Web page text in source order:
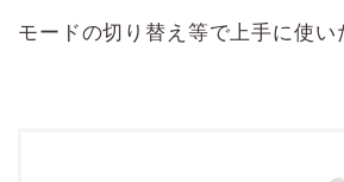
モードの切り替え等で上手に使い